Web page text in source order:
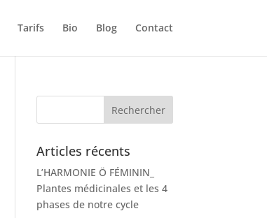
Tarifs Bio Blog Contact
Articles récents
L’HARMONIE Ö FÉMININ_
Plantes médicinales et les 4
phases de notre cycle